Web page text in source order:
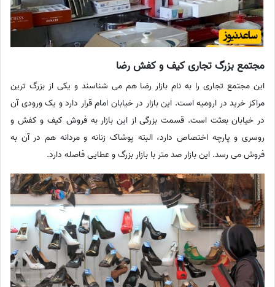
مجتمع بزرگ تجاری کیف و کفش رضا
این مجتمع تجاری را به نام بازار رضا هم می شناسند و یکی از بزرگ ترین
مراکز خرید در ارومیه است. این بازار در خیابان امام قرار دارد و یک ورودی آن
در خیابان بعثت است. قسمت بزرگی از این بازار به فروش کیف و کفش و
روسری و پارچه اختصاص دارد، البته پوشاک زنانه و مردانه هم در آن به
فروش می رسد. این بازار صد متر با بازار بزرگ و عطایی فاصله دارد.